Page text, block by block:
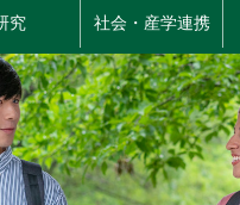
究 社会・産学連携